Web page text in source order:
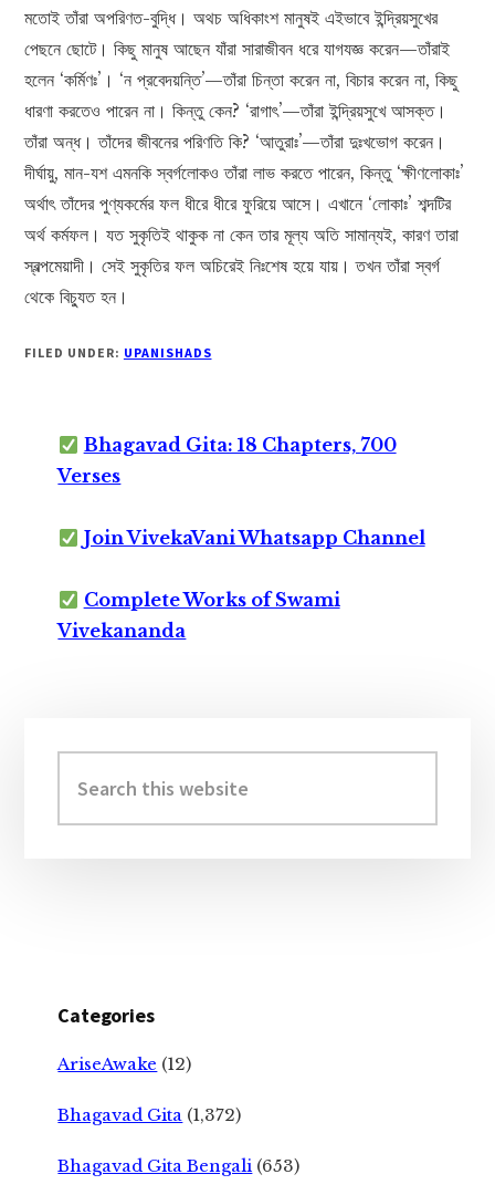
মতোই তাঁরা অপরিণত-বুদ্ধি। অথচ অধিকাংশ মানুষই এইভাবে ইন্দ্রিয়সুখের
পেছনে ছোটে। কিছু মানুষ আছেন যাঁরা সারাজীবন ধরে যাগযজ্ঞ করেন—তাঁরাই
হলেন ‘কর্মিণঃ’। ‘ন প্রবেদয়ন্তি’—তাঁরা চিন্তা করেন না, বিচার করেন না, কিছু
ধারণা করতেও পারেন না। কিন্তু কেন? ‘রাগাৎ’—তাঁরা ইন্দ্রিয়সুখে আসক্ত।
তাঁরা অন্ধ। তাঁদের জীবনের পরিণতি কি? ‘আতুরাঃ’—তাঁরা দুঃখভোগ করেন।
দীর্ঘায়ু, মান-যশ এমনকি স্বর্গলোকও তাঁরা লাভ করতে পারেন, কিন্তু ‘ক্ষীণলোকাঃ’
অর্থাৎ তাঁদের পুণ্যকর্মের ফল ধীরে ধীরে ফুরিয়ে আসে। এখানে ‘লোকাঃ’ শব্দটির
অর্থ কর্মফল। যত সুকৃতিই থাকুক না কেন তার মূল্য অতি সামান্যই, কারণ তারা
স্বল্পমেয়াদী। সেই সুকৃতির ফল অচিরেই নিঃশেষ হয়ে যায়। তখন তাঁরা স্বর্গ
থেকে বিচ্যুত হন।
FILED UNDER: UPANISHADS
Bhagavad Gita: 18 Chapters, 700
Verses
Join VivekaVani Whatsapp Channel
Complete Works of Swami
Vivekananda
Sidebar
this
website
Categories
AriseAwake (12)
Bhagavad Gita (1,372)
Bhagavad Gita Bengali (653)